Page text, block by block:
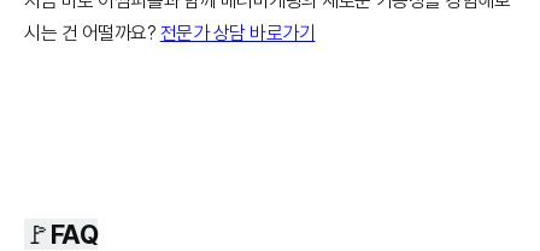
시는 건 어떨까요? 전문가 상담 바로가기
🚩FAQ